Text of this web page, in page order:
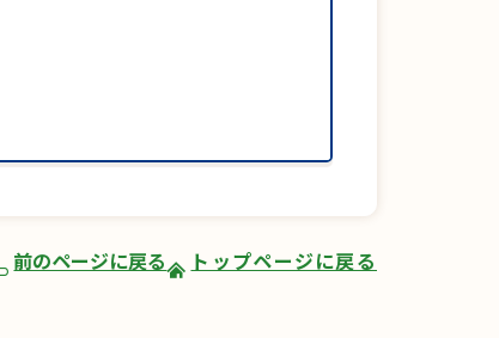
前のページに戻る トップページに戻る